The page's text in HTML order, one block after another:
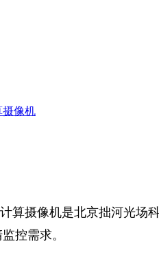
摄像机
算摄像机是北京拙河光场
控需求。